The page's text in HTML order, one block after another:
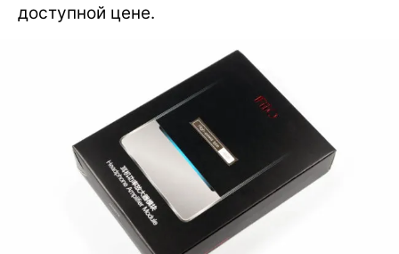
доступной цене.